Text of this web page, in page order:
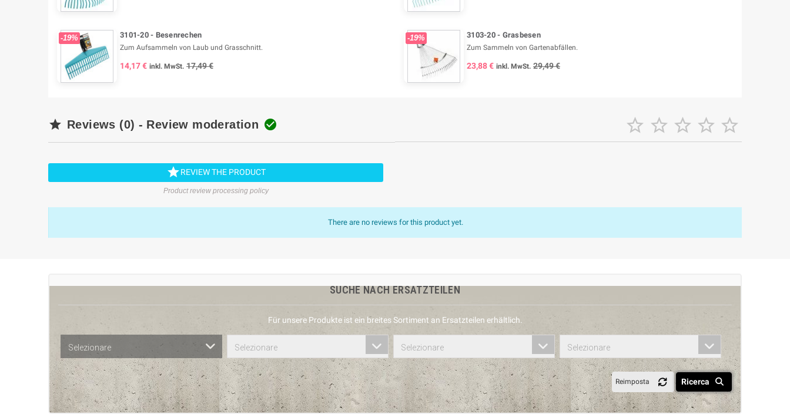
-19% 3101-20 - Besenrechen
Zum Aufsammeln von Laub und Grasschnitt.
14,17 € inkl. MwSt. 17,49 €
-19% 3103-20 - Grasbesen
Zum Sammeln von Gartenabfällen.
23,88 € inkl. MwSt. 29,49 €
 Reviews (0) - Review moderation      
REVIEW THE PRODUCT
Product review processing policy
There are no reviews for this product yet.
SUCHE NACH ERSATZTEILEN
Für unsere Produkte ist ein breites Sortiment an Ersatzteilen erhältlich.
Selezionare Selezionare Selezionare Selezionare
Reimposta Ricerca